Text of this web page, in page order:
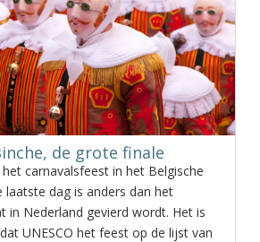
de grote finale
carnavalsfeest in het Belgische
laatste dag is anders dan het
in Nederland gevierd wordt. Het is
UNESCO het feest op de lijst van